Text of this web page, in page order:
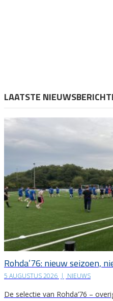
LAATSTE
Rohda’76: nieuw seizoen,
5 AUGUSTUS 2026 | NIEUWS
De selectie van Rohda’76 –